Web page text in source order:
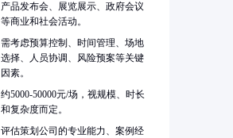
产品发布会、展览展示、政府会议
等商业和社会活动。
需考虑预算控制、时间管理、场地
选择、人员协调、风险预案等关键
因素。
约5000-50000元/场，视规模、时长
和复杂度而定。
评估策划公司的专业能力、案例经